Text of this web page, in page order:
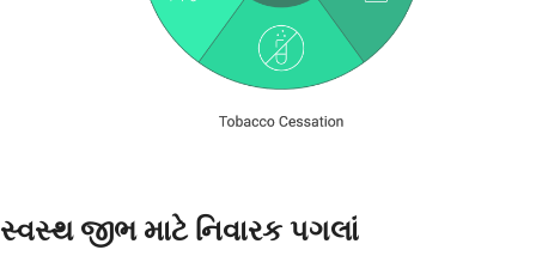
સ્વસ્થ જીભ માટે નિવારક પગલાં